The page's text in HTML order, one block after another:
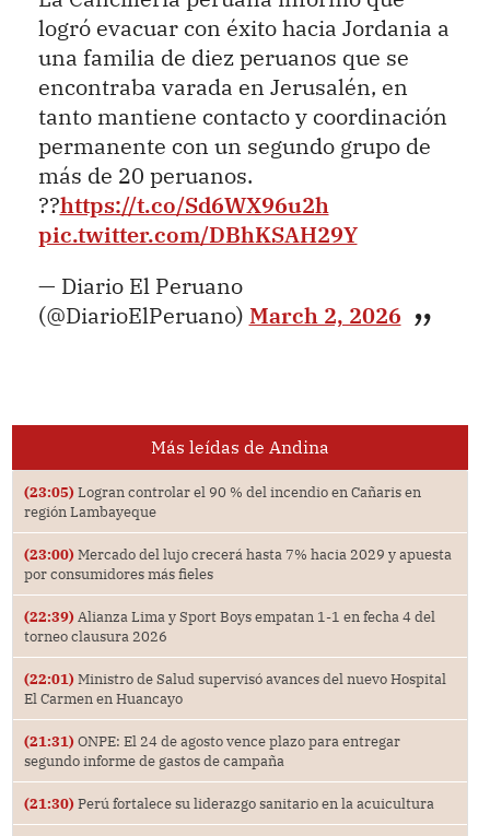
logró evacuar con éxito hacia Jordania a
una familia de diez peruanos que se
encontraba varada en Jerusalén, en
tanto mantiene contacto y coordinación
permanente con un segundo grupo de
más de 20 peruanos.
??https://t.co/Sd6WX96u2h
pic.twitter.com/DBhKSAH29Y
— Diario El Peruano
(@DiarioElPeruano) March 2, 2026
Más leídas de Andina
(23:05) Logran controlar el 90 % del incendio en Cañaris en
región Lambayeque
(23:00) Mercado del lujo crecerá hasta 7% hacia 2029 y apuesta
por consumidores más fieles
(22:39) Alianza Lima y Sport Boys empatan 1-1 en fecha 4 del
torneo clausura 2026
(22:01) Ministro de Salud supervisó avances del nuevo Hospital
El Carmen en Huancayo
(21:31) ONPE: El 24 de agosto vence plazo para entregar
segundo informe de gastos de campaña
(21:30) Perú fortalece su liderazgo sanitario en la acuicultura